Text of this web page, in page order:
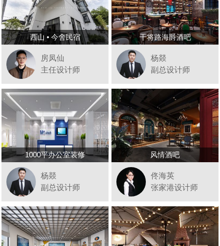
西山 • 今舍民宿
房凤仙
主任设计师
干将路海爵酒吧
杨燚
副总设计师
1000平办公室装修
杨燚
副总设计师
风情酒吧
佟海英
张家港设计师